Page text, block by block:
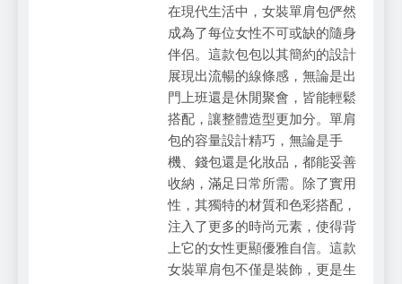
在現代生活中，女裝單肩包俨然
成為了每位女性不可或缺的隨身
伴侶。這款包包以其簡約的設計
展現出流暢的線條感，無論是出
門上班還是休閒聚會，皆能輕鬆
搭配，讓整體造型更加分。單肩
包的容量設計精巧，無論是手
機、錢包還是化妝品，都能妥善
收納，滿足日常所需。除了實用
性，其獨特的材質和色彩搭配，
注入了更多的時尚元素，使得背
上它的女性更顯優雅自信。這款
女裝單肩包不僅是裝飾，更是生